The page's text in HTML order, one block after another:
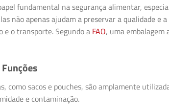
fundamental na segurança alimentar,
não apenas ajudam a preservar a qualidade e
o transporte. Segundo a FAO, uma embalagem
como sacos e pouches, são amplamente
e contaminação.